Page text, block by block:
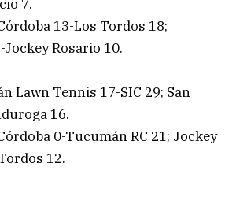
7.
13-Los Tordos 18;
Rosario 10.
Lawn Tennis 17-SIC 29; San
16.
0-Tucumán RC 21; Jockey
12.